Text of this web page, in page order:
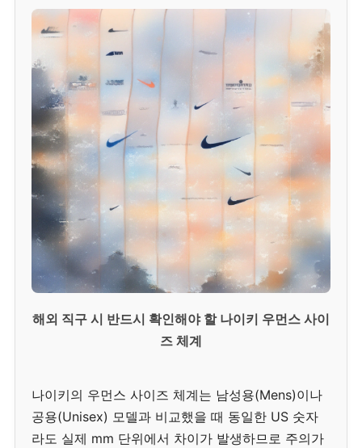
해외 직구 시 반드시 확인해야 할 나이키 우먼스 사이
즈 체계
나이키의 우먼스 사이즈 체계는 남성용(Mens)이나
공용(Unisex) 모델과 비교했을 때 동일한 US 숫자
라도 실제 mm 단위에서 차이가 발생하므로 주의가